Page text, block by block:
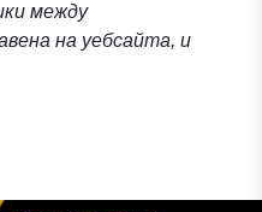
между
на уебсайта, и